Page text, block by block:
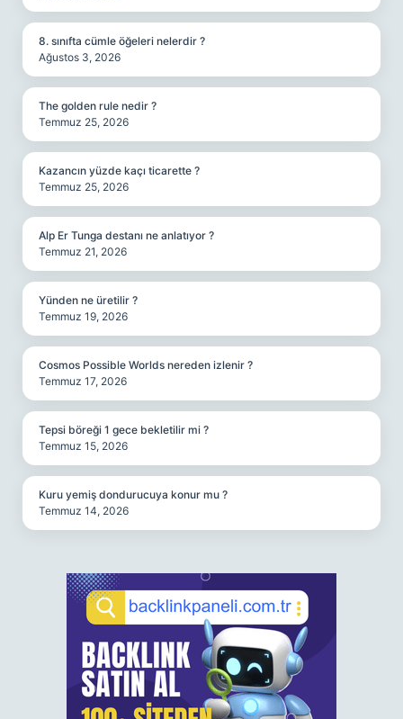
8. sınıfta cümle öğeleri nelerdir ?
Ağustos 3, 2026
The golden rule nedir ?
Temmuz 25, 2026
Kazancın yüzde kaçı ticarette ?
Temmuz 25, 2026
Alp Er Tunga destanı ne anlatıyor ?
Temmuz 21, 2026
Yünden ne üretilir ?
Temmuz 19, 2026
Cosmos Possible Worlds nereden izlenir ?
Temmuz 17, 2026
Tepsi böreği 1 gece bekletilir mi ?
Temmuz 15, 2026
Kuru yemiş dondurucuya konur mu ?
Temmuz 14, 2026